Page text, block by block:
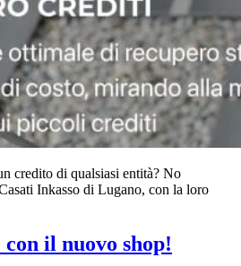
credito di qualsiasi entità? No
Inkasso di Lugano, con la loro
il nuovo shop!